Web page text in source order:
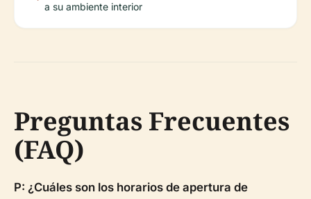
a su ambiente interior
Preguntas Frecuentes
(FAQ)
P: ¿Cuáles son los horarios de apertura de